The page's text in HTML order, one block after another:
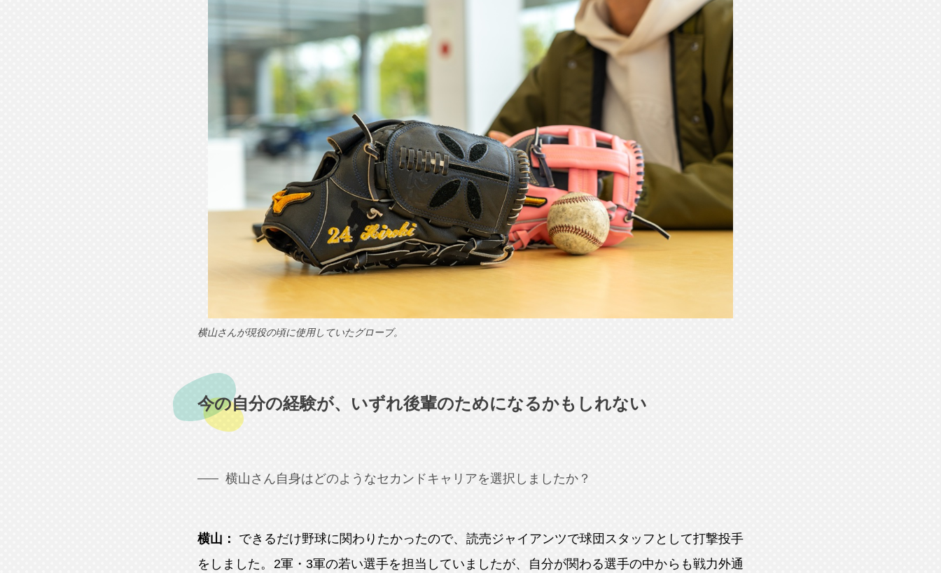
横山さんが現役の頃に使用していたグローブ。
今の自分の経験が、いずれ後輩のためになるかもしれない
横山さん自身はどのようなセカンドキャリアを選択しましたか？
横山：
できるだけ野球に関わりたかったので、読売ジャイアンツで球団スタッフとして打撃投手
をしました。2軍・3軍の若い選手を担当していましたが、自分が関わる選手の中からも戦力外通